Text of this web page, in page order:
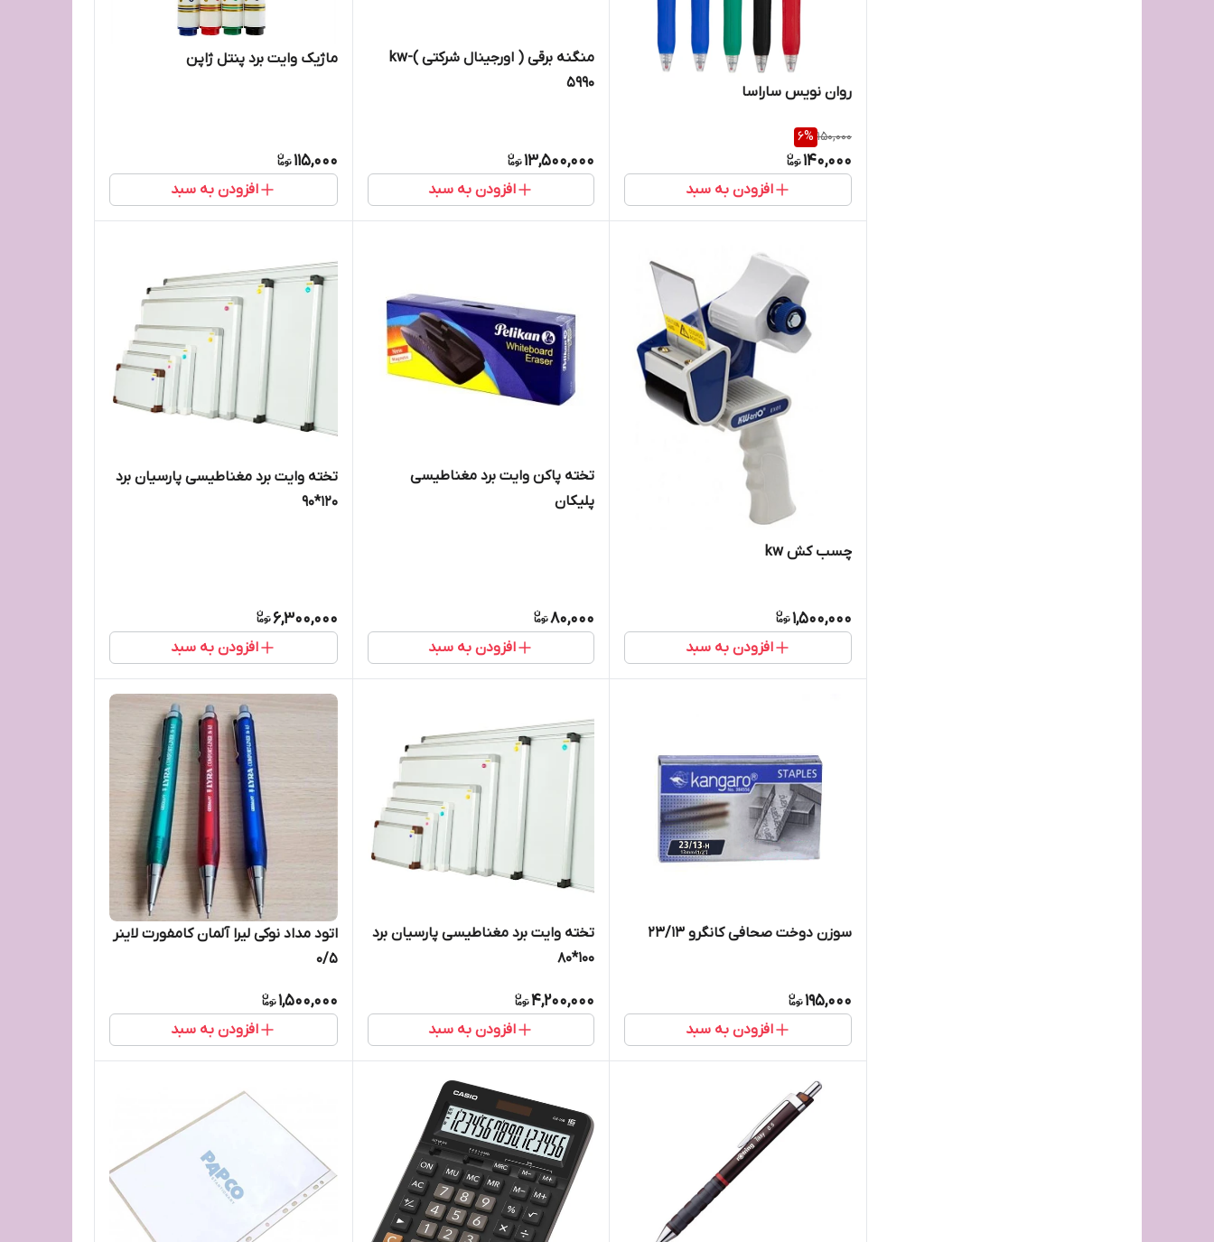
روان نویس ساراسا
150,000
6%
140,000
افزودن به سبد
منگنه برقی ( اورجینال شرکتی )kw-
5990
13,500,000
افزودن به سبد
ماژیک وایت برد پنتل ژاپن
115,000
افزودن به سبد
چسب کش kw
1,500,000
افزودن به سبد
تخته پاکن وایت برد مغناطیسی
پلیکان
80,000
افزودن به سبد
تخته وایت برد مغناطیسی پارسیان برد
۱۲۰*۹۰
6,300,000
افزودن به سبد
سوزن دوخت صحافی کانگرو ۲۳/۱۳
195,000
افزودن به سبد
تخته وایت برد مغناطیسی پارسیان برد
۱۰۰*۸۰
4,200,000
افزودن به سبد
اتود مداد نوکی لیرا آلمان کامفورت لاینر
۰/۵
1,500,000
افزودن به سبد